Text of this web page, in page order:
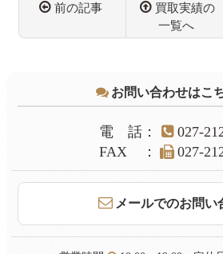
前の記事
買取実績の
一覧へ
お問い合わせはこ
電話 ：
027-
FAX
： 027-
メールでのお問い